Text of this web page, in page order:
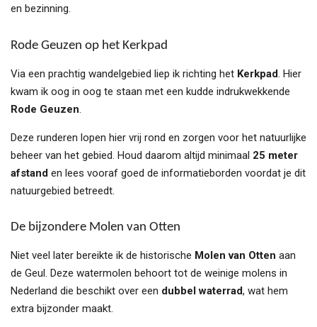
en bezinning.
Rode Geuzen op het Kerkpad
Via een prachtig wandelgebied liep ik richting het Kerkpad . Hier
kwam ik oog in oog te staan met een kudde indrukwekkende
Rode Geuzen
Deze runderen lopen hier vrij rond en zorgen voor het natuurlijke
beheer van het gebied. Houd daarom altijd minimaal 25 meter
afstand en lees vooraf goed de informatieborden voordat je dit
natuurgebied betreedt.
De bijzondere Molen van Otten
Niet veel later bereikte ik de historische Molen van Otten aan
de Geul. Deze watermolen behoort tot de weinige molens in
Nederland die beschikt over een dubbel waterrad, wat hem
extra bijzonder maakt.